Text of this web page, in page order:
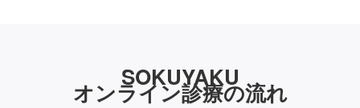
SOKUYAKU
オンライン診療の流れ